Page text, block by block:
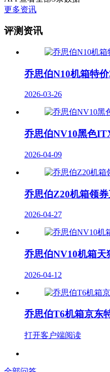
更多资讯
评测资讯
乔思伯N10机箱特
2026-03-26
乔思伯NV10黑色
2026-04-09
乔思伯Z20机箱领券
2026-04-27
乔思伯NV10机箱天
2026-04-12
乔思伯T6机箱京东
打开客户端阅读